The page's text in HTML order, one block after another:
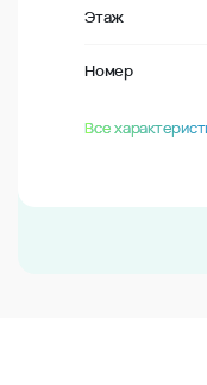
Этаж
Номер
Все